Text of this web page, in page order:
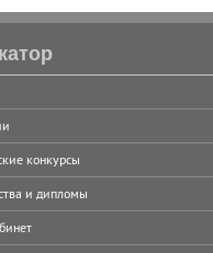
конкурсы
и дипломы